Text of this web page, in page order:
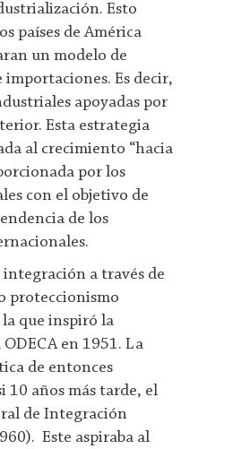
Esto
países de América
un modelo de
Es decir,
apoyadas por
Esta estrategia
al crecimiento “hacia
por los
con el objetivo de
de los
integración a través de
proteccionismo
la que inspiró la
en 1951. La
de entonces
10 años más tarde, el
de Integración
Este aspiraba al